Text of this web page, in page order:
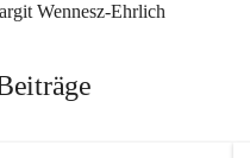
Wennesz-Ehrlich